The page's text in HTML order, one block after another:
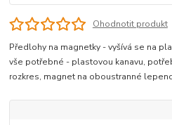
Ohodnotit produkt
Předlohy na magnetky - vyšívá se na
vše potřebné - plastovou kanavu,
rozkres, magnet na oboustranné